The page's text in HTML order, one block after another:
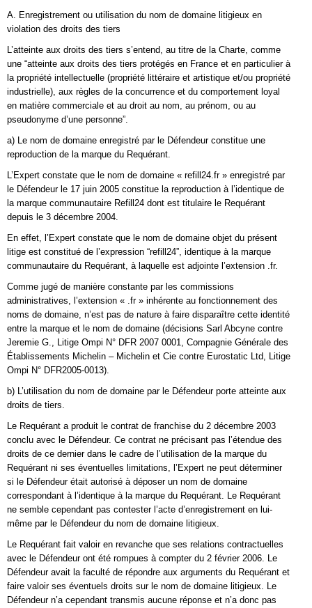
A. Enregistrement ou utilisation du nom de domaine litigieux en
violation des droits des tiers
L’atteinte aux droits des tiers s’entend, au titre de la Charte, comme
une “atteinte aux droits des tiers protégés en France et en particulier à
la propriété intellectuelle (propriété littéraire et artistique et/ou propriété
industrielle), aux règles de la concurrence et du comportement loyal
en matière commerciale et au droit au nom, au prénom, ou au
pseudonyme d’une personne”.
a) Le nom de domaine enregistré par le Défendeur constitue une
reproduction de la marque du Requérant.
L’Expert constate que le nom de domaine « refill24.fr » enregistré par
le Défendeur le 17 juin 2005 constitue la reproduction à l’identique de
la marque communautaire Refill24 dont est titulaire le Requérant
depuis le 3 décembre 2004.
En effet, l’Expert constate que le nom de domaine objet du présent
litige est constitué de l’expression “refill24”, identique à la marque
communautaire du Requérant, à laquelle est adjointe l’extension .fr.
Comme jugé de manière constante par les commissions
administratives, l’extension « .fr » inhérente au fonctionnement des
noms de domaine, n’est pas de nature à faire disparaître cette identité
entre la marque et le nom de domaine (décisions Sarl Abcyne contre
Jeremie G., Litige Ompi N° DFR 2007 0001, Compagnie Générale des
Établissements Michelin – Michelin et Cie contre Eurostatic Ltd, Litige
Ompi N° DFR2005-0013).
b) L’utilisation du nom de domaine par le Défendeur porte atteinte aux
droits de tiers.
Le Requérant a produit le contrat de franchise du 2 décembre 2003
conclu avec le Défendeur. Ce contrat ne précisant pas l’étendue des
droits de ce dernier dans le cadre de l’utilisation de la marque du
Requérant ni ses éventuelles limitations, l’Expert ne peut déterminer
si le Défendeur était autorisé à déposer un nom de domaine
correspondant à l’identique à la marque du Requérant. Le Requérant
ne semble cependant pas contester l’acte d’enregistrement en lui-
même par le Défendeur du nom de domaine litigieux.
Le Requérant fait valoir en revanche que ses relations contractuelles
avec le Défendeur ont été rompues à compter du 2 février 2006. Le
Défendeur avait la faculté de répondre aux arguments du Requérant et
faire valoir ses éventuels droits sur le nom de domaine litigieux. Le
Défendeur n’a cependant transmis aucune réponse et n’a donc pas